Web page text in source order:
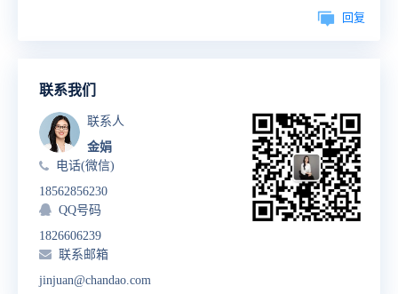
回复
联系我们
联系人
金娟
电话(微信)
18562856230
QQ号码
1826606239
联系邮箱
jinjuan@chandao.com